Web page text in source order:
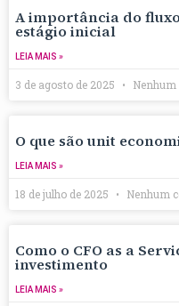
A importância do
estágio inicial
LEIA MAIS »
3 de agosto de 2025
O que são unit
LEIA MAIS »
18 de julho de 2025 Nenhum
Como o CFO as a
investimento
LEIA MAIS »